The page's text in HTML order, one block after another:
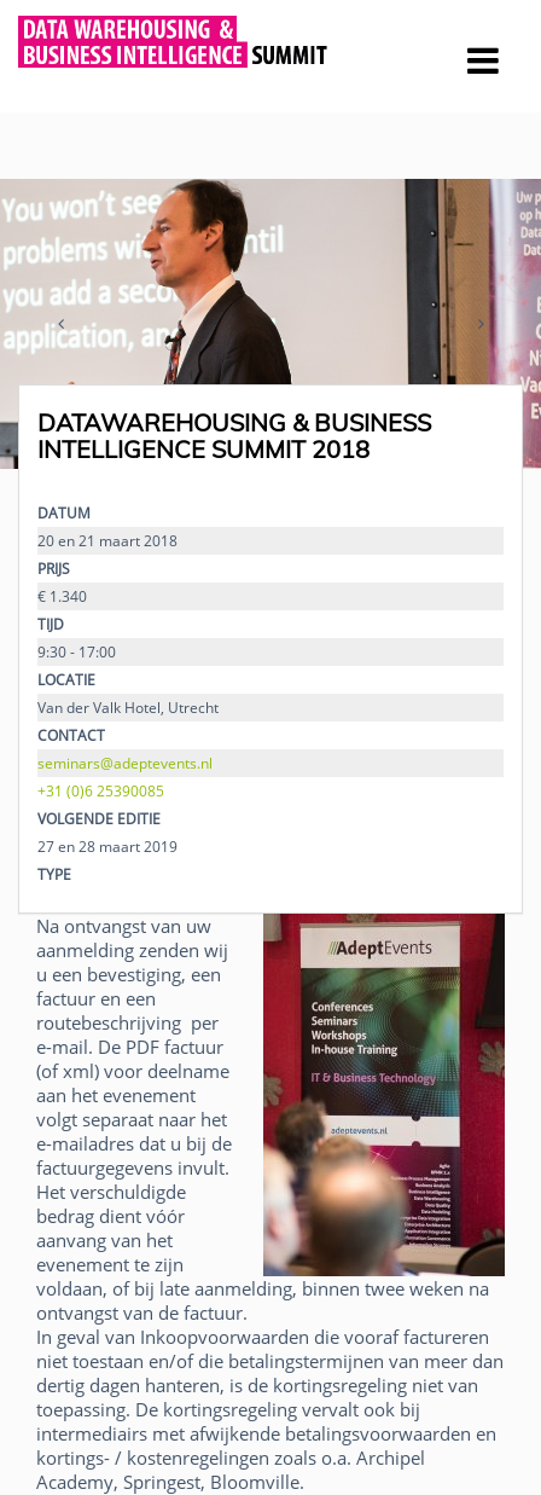
DATAWAREHOUSING & BUSINESS
INTELLIGENCE SUMMIT 2018
DATUM
20 en 21 maart 2018
PRIJS
€ 1.340
TIJD
9:30 - 17:00
LOCATIE
Van der Valk Hotel, Utrecht
CONTACT
seminars@adeptevents.nl
+31 (0)6 25390085
VOLGENDE EDITIE
27 en 28 maart 2019
TYPE
Na ontvangst van uw
aanmelding zenden wij
u een bevestiging, een
factuur en een
routebeschrijving per
e-mail. De PDF factuur
(of xml) voor deelname
aan het evenement
volgt separaat naar het
e-mailadres dat u bij de
factuurgegevens invult.
Het verschuldigde
bedrag dient vóór
aanvang van het
evenement te zijn
voldaan, of bij late aanmelding, binnen twee weken na
ontvangst van de factuur.
In geval van Inkoopvoorwaarden die vooraf factureren
niet toestaan en/of die betalingstermijnen van meer dan
dertig dagen hanteren, is de kortingsregeling niet van
toepassing. De kortingsregeling vervalt ook bij
intermediairs met afwijkende betalingsvoorwaarden en
kortings- / kostenregelingen zoals o.a. Archipel
Academy, Springest, Bloomville.